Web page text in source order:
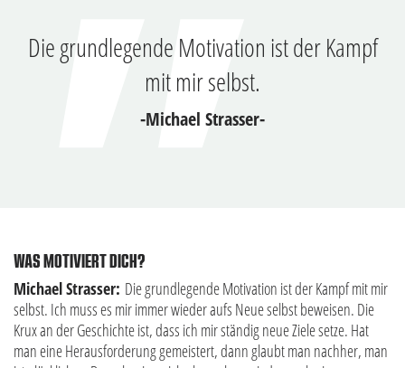
Die grundlegende Motivation ist der Kampf
mit mir selbst.
-Michael Strasser-
WAS MOTIVIERT DICH?
Michael Strasser: Die grundlegende Motivation ist der Kampf mit mir
selbst. Ich muss es mir immer wieder aufs Neue selbst beweisen. Die
Krux an der Geschichte ist, dass ich mir ständig neue Ziele setze. Hat
man eine Herausforderung gemeistert, dann glaubt man nachher, man